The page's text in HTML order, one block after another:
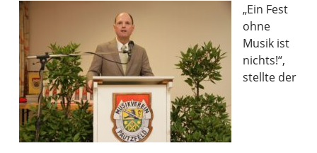
„Ein Fest
ohne
Musik ist
nichts!“,
stellte der